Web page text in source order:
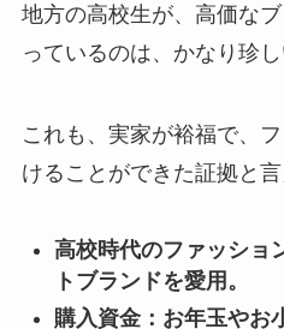
地方の高校生が、高価な
っているのは、かなり珍し
これも、実家が裕福で、
けることができた証拠と言
高校時代のファッショ
トブランドを愛用。
購入資金：お年玉やお